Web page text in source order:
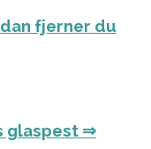
fjerner du
glaspest ⇒